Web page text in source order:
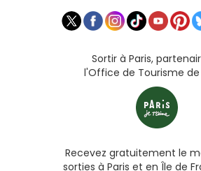
Sortir à Paris,
l'Office de Tourisme de
Recevez gratuitement le
sorties à Paris et en Île de